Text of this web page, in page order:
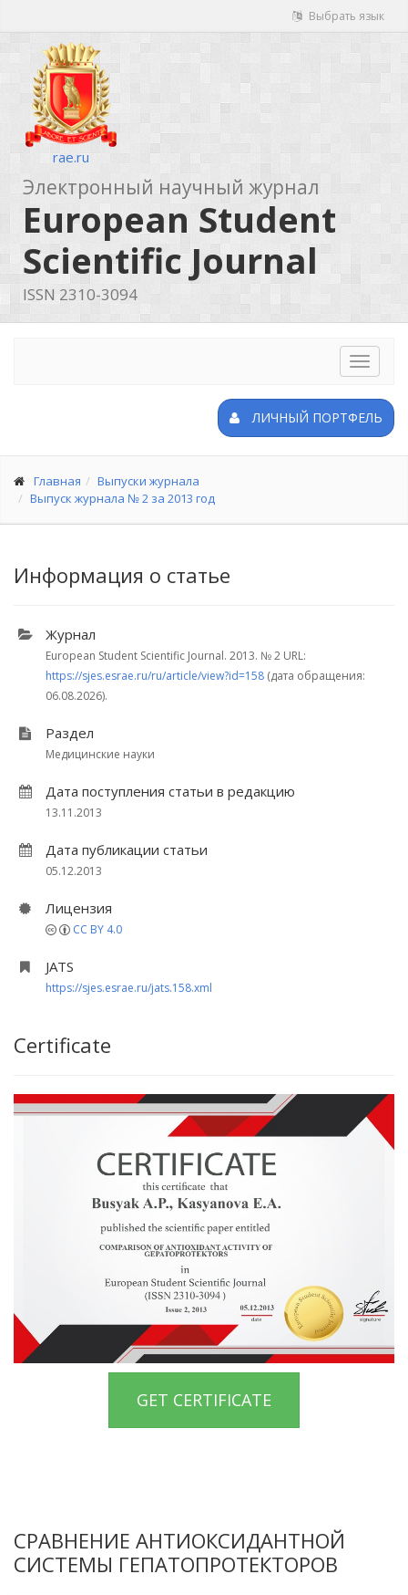
Выбрать язык
rae.ru
Электронный научный журнал
European Student
Scientific Journal
ISSN 2310-3094
Toggle
ЛИЧНЫЙ ПОРТФЕЛЬ
Главная
Выпуски журнала
Выпуск журнала № 2 за 2013 год
Информация о статье
Журнал
European Student Scientific Journal. 2013. № 2 URL:
https://sjes.esrae.ru/ru/article/view?id=158 (дата обращения:
06.08.2026).
Раздел
Медицинские науки
Дата поступления статьи в редакцию
13.11.2013
Дата публикации статьи
05.12.2013
Лицензия
CC BY 4.0
JATS
https://sjes.esrae.ru/jats.158.xml
Certificate
GET CERTIFICATE
СРАВНЕНИЕ АНТИОКСИДАНТНОЙ
СИСТЕМЫ ГЕПАТОПРОТЕКТОРОВ